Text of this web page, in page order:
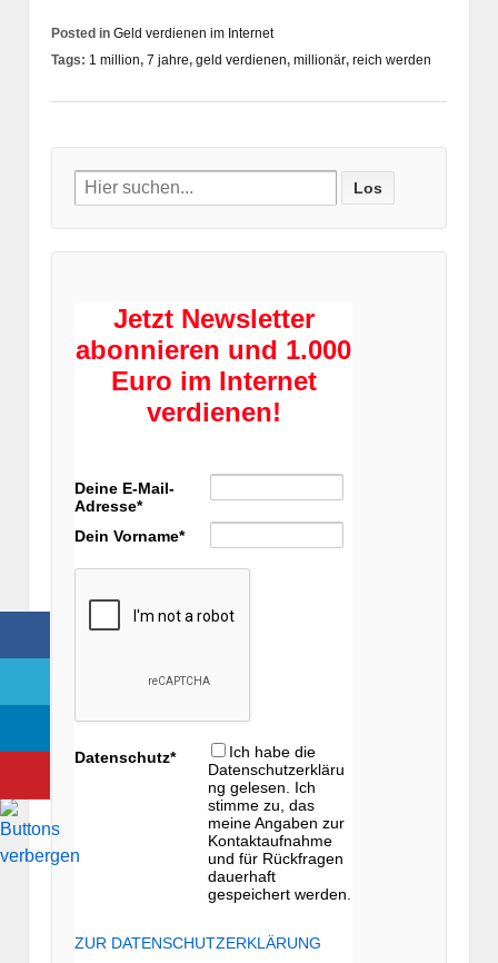
Posted in Geld verdienen im Internet
Tags: 1 million, 7 jahre, geld verdienen, millionär, reich werden
Search
for:
Jetzt Newsletter
abonnieren und 1.000
Euro im Internet
verdienen!
Deine E-Mail-
Adresse*
Dein Vorname*
Datenschutz*
Ich habe die
Datenschutzerkläru
ng gelesen. Ich
stimme zu, das
meine Angaben zur
Kontaktaufnahme
und für Rückfragen
dauerhaft
gespeichert werden.
ZUR DATENSCHUTZERKLÄRUNG